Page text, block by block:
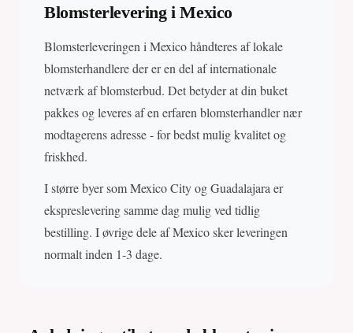
Blomsterlevering i Mexico
Blomsterleveringen i Mexico håndteres af lokale
blomsterhandlere der er en del af internationale
netværk af blomsterbud. Det betyder at din buket
pakkes og leveres af en erfaren blomsterhandler nær
modtagerens adresse - for bedst mulig kvalitet og
friskhed.
I større byer som Mexico City og Guadalajara er
ekspreslevering samme dag mulig ved tidlig
bestilling. I øvrige dele af Mexico sker leveringen
normalt inden 1-3 dage.